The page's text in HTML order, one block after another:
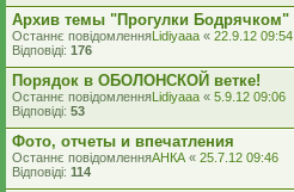
Архив темы "Прогулки Бодрячком"
Останнє повідомленняLidiyaaa « 22.9.12 09:54
Відповіді: 176
Порядок в ОБОЛОНСКОЙ ветке!
Останнє повідомленняLidiyaaa « 5.9.12 09:06
Відповіді: 53
Фото, отчеты и впечатления
Останнє повідомленняАНКА « 25.7.12 09:46
Відповіді: 114